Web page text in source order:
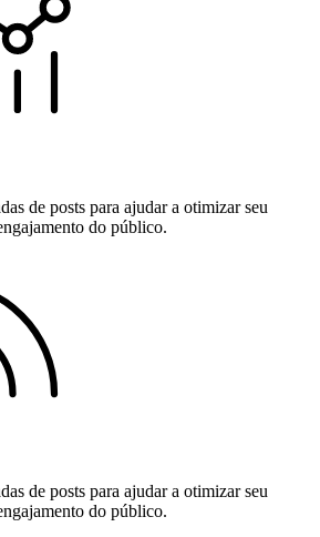
de posts para ajudar a otimizar seu
do público.
de posts para ajudar a otimizar seu
do público.